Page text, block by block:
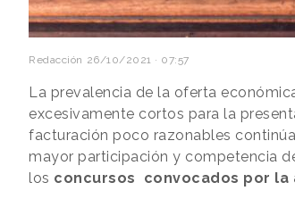
Redacción 26/10/2021 · 07:57
La prevalencia de la oferta
excesivamente cortos para la
facturación poco razonables
mayor participación y competencia
los concursos convocados por la